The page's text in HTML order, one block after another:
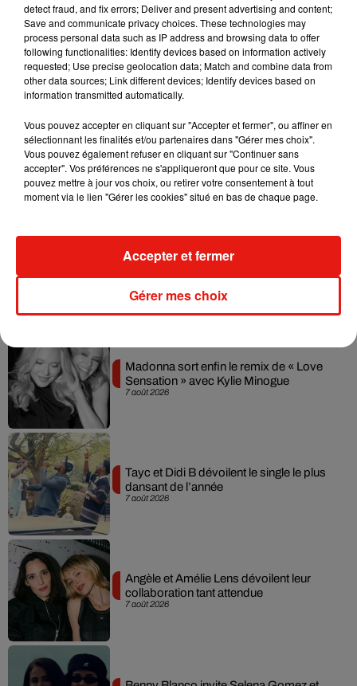
Manchester en mai 2017(22 morts et une centaine de
blessés). Il y a quelques semaines, sur le plateau de Jimmy
Fallon, elle n’avait d’ailleurs pas pu retenir ses larmes en
évoquant ce tragique événement, avant d’annoncer la sortie
prochaine de son nouvel album intitulé Sweeteneret sur
lequel elle a collaboré avec son ex, Mac Miller, mais
aussi PharrellWilliams.
Musique
Julien Lieb s’essaye à la vie de chatelain
7 août 2026
Madonna sort enfin le remix de « Love
Sensation » avec Kylie Minogue
7 août 2026
Tayc et Didi B dévoilent le single le plus
dansant de l’année
7 août 2026
Angèle et Amélie Lens dévoilent leur
collaboration tant attendue
detect fraud, and fix errors; Deliver and present advertising and content;
Save and communicate privacy choices. These technologies may
process personal data such as IP address and browsing data to offer
following functionalities: Identify devices based on information actively
requested; Use precise geolocation data; Match and combine data from
other data sources; Link different devices; Identify devices based on
information transmitted automatically.
Vous pouvez accepter en cliquant sur "Accepter et fermer", ou affiner en
sélectionnant les finalités et/ou partenaires dans "Gérer mes choix".
Vous pouvez également refuser en cliquant sur "Continuer sans
accepter". Vos préférences ne s'appliqueront que pour ce site. Vous
pouvez mettre à jour vos choix, ou retirer votre consentement à tout
moment via le lien "Gérer les cookies" situé en bas de chaque page.
Gérer mes choix
Accepter et fermer